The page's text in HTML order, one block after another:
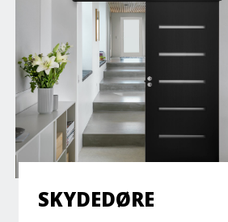
SKYDEDØRE